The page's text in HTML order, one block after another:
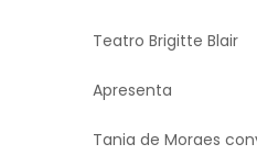
Teatro Brigitte Blair
Apresenta
Tania de Moraes